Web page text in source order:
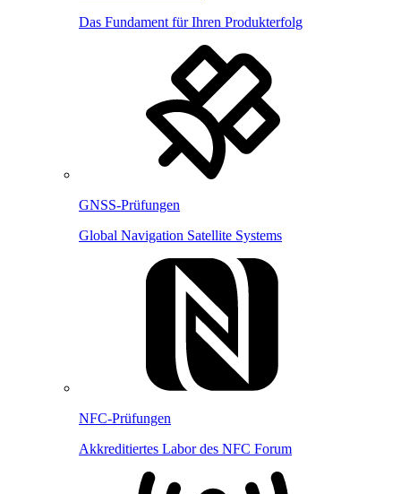
Das Fundament für Ihren Produkterfolg
GNSS-Prüfungen
Global Navigation Satellite Systems
NFC-Prüfungen
Akkreditiertes Labor des NFC Forum